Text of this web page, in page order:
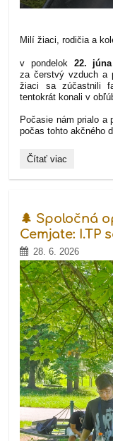
Milí žiaci, rodičia a
v pondelok 22. júna
za čerstvý vzduch a
žiaci sa zúčastnili
tentokrát konali v
Počasie nám prialo a
počas tohto akčného
🌳
sme
dni
plné
zvierat
adrenalínu!:
Čítať viac
🌲 Spoločná
Cemjate: I.TP
28. 6. 2026